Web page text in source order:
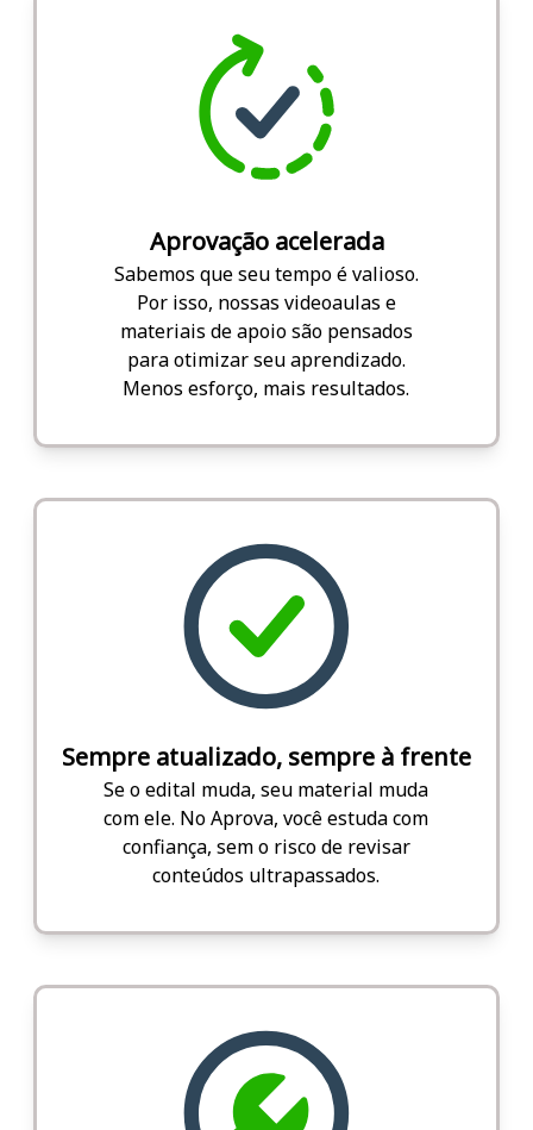
Aprovação acelerada
Sabemos que seu tempo é valioso.
Por isso, nossas videoaulas e
materiais de apoio são pensados
para otimizar seu aprendizado.
Menos esforço, mais resultados.
Sempre atualizado, sempre à frente
Se o edital muda, seu material muda
com ele. No Aprova, você estuda com
confiança, sem o risco de revisar
conteúdos ultrapassados.